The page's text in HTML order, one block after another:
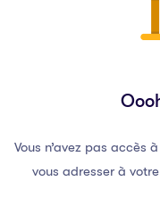
Vous n’avez pas accès
vous adresser à